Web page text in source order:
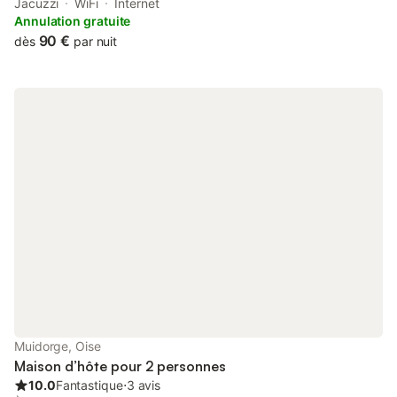
Departmental Museum and 29 km from Beauvais Railway. This
property offers access to a balcony, free private parking and
free...
Jacuzzi WiFi
Internet
Annulation gratuite
dès 90 € par nuit
Muidorge, Oise
Maison d’hôte pour 2 personnes
10.0Fantastique⋅3 avis